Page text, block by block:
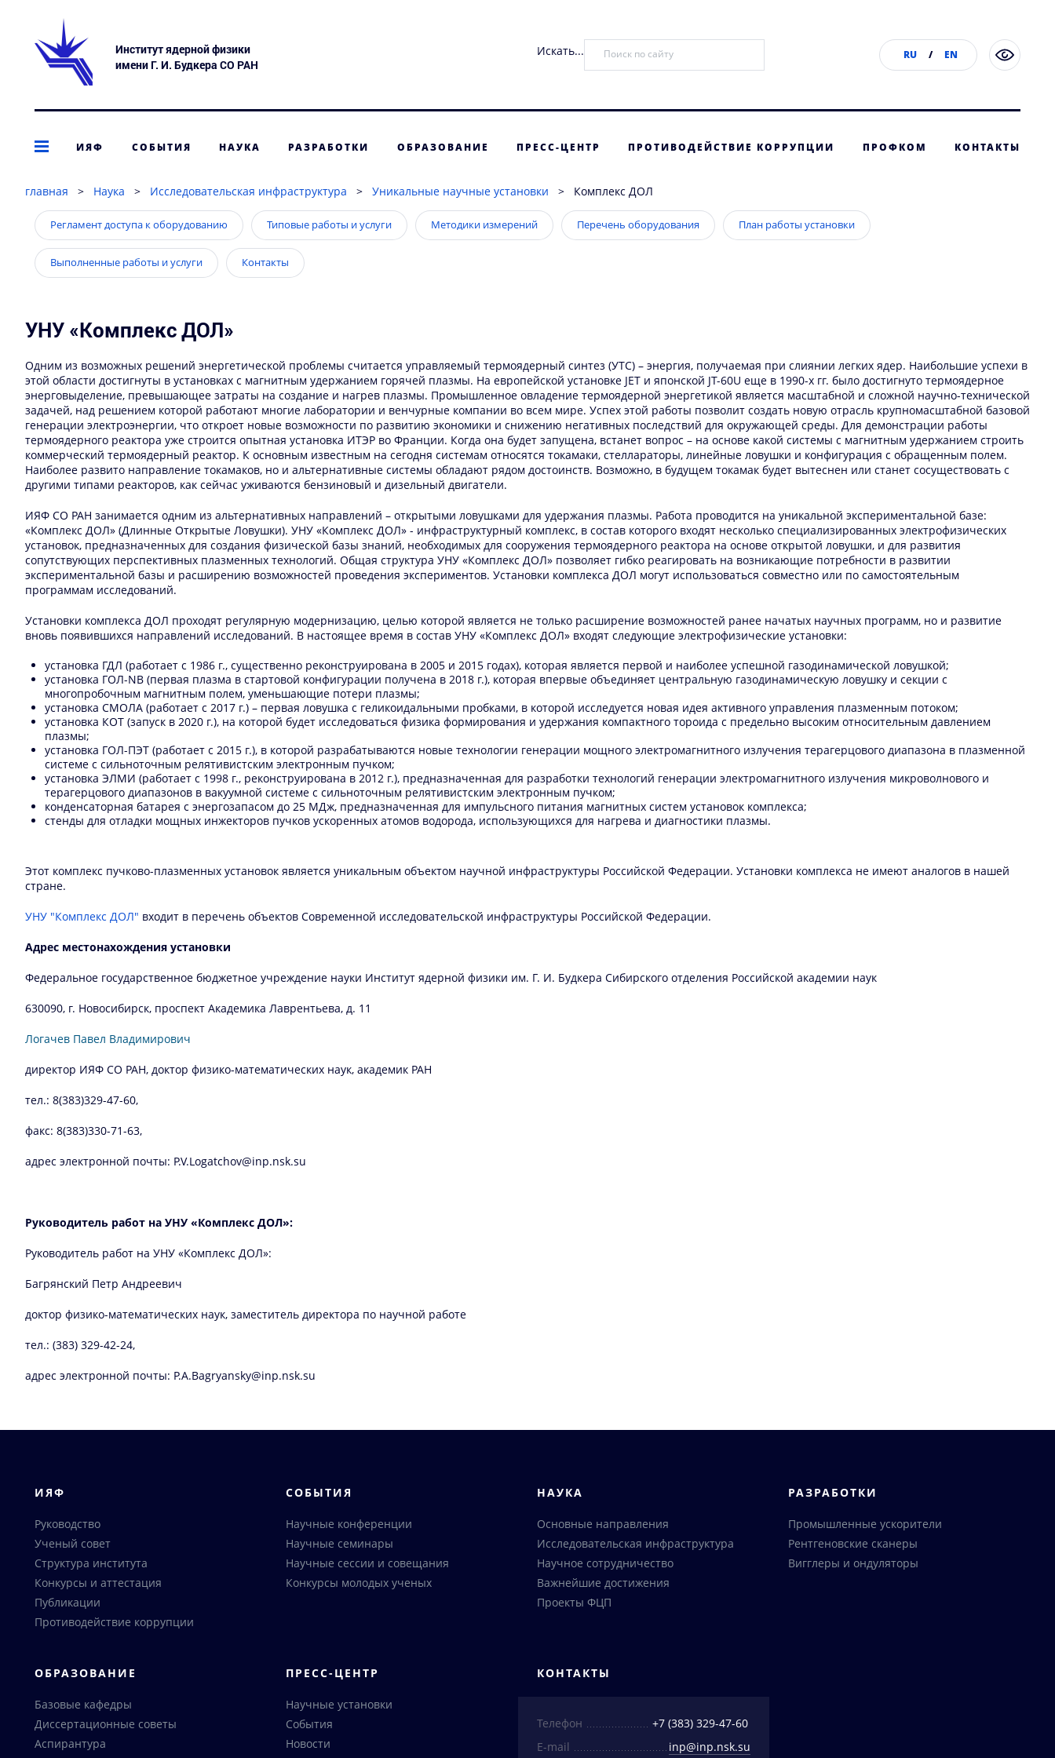
Институт ядерной физики
имени Г. И. Будкера СО РАН
RU / EN
Искать...
ИЯФ СОБЫТИЯ НАУКА РАЗРАБОТКИ ОБРАЗОВАНИЕ ПРЕСС-ЦЕНТР ПРОТИВОДЕЙСТВИЕ КОРРУПЦИИ ПРОФКОМ КОНТАКТЫ
главная > Наука > Исследовательская инфраструктура > Уникальные научные установки > Комплекс ДОЛ
Регламент доступа к оборудованию Типовые работы и услуги Методики измерений Перечень оборудования План работы установки
Выполненные работы и услуги Контакты
УНУ «Комплекс ДОЛ»
Одним из возможных решений энергетической проблемы считается управляемый термоядерный синтез (УТС) – энергия, получаемая при слиянии легких ядер. Наибольшие успехи в
этой области достигнуты в установках с магнитным удержанием горячей плазмы. На европейской установке JET и японской JT-60U еще в 1990-х гг. было достигнуто термоядерное
энерговыделение, превышающее затраты на создание и нагрев плазмы. Промышленное овладение термоядерной энергетикой является масштабной и сложной научно-технической
задачей, над решением которой работают многие лаборатории и венчурные компании во всем мире. Успех этой работы позволит создать новую отрасль крупномасштабной базовой
генерации электроэнергии, что откроет новые возможности по развитию экономики и снижению негативных последствий для окружающей среды. Для демонстрации работы
термоядерного реактора уже строится опытная установка ИТЭР во Франции. Когда она будет запущена, встанет вопрос – на основе какой системы с магнитным удержанием строить
коммерческий термоядерный реактор. К основным известным на сегодня системам относятся токамаки, стеллараторы, линейные ловушки и конфигурация с обращенным полем.
Наиболее развито направление токамаков, но и альтернативные системы обладают рядом достоинств. Возможно, в будущем токамак будет вытеснен или станет сосуществовать с
другими типами реакторов, как сейчас уживаются бензиновый и дизельный двигатели.
ИЯФ СО РАН занимается одним из альтернативных направлений – открытыми ловушками для удержания плазмы. Работа проводится на уникальной экспериментальной базе:
«Комплекс ДОЛ» (Длинные Открытые Ловушки). УНУ «Комплекс ДОЛ» - инфраструктурный комплекс, в состав которого входят несколько специализированных электрофизических
установок, предназначенных для создания физической базы знаний, необходимых для сооружения термоядерного реактора на основе открытой ловушки, и для развития
сопутствующих перспективных плазменных технологий. Общая структура УНУ «Комплекс ДОЛ» позволяет гибко реагировать на возникающие потребности в развитии
экспериментальной базы и расширению возможностей проведения экспериментов. Установки комплекса ДОЛ могут использоваться совместно или по самостоятельным
программам исследований.
Установки комплекса ДОЛ проходят регулярную модернизацию, целью которой является не только расширение возможностей ранее начатых научных программ, но и развитие
вновь появившихся направлений исследований. В настоящее время в состав УНУ «Комплекс ДОЛ» входят следующие электрофизические установки:
установка ГДЛ (работает с 1986 г., существенно реконструирована в 2005 и 2015 годах), которая является первой и наиболее успешной газодинамической ловушкой;
установка ГОЛ-NB (первая плазма в стартовой конфигурации получена в 2018 г.), которая впервые объединяет центральную газодинамическую ловушку и секции с
многопробочным магнитным полем, уменьшающие потери плазмы;
установка СМОЛА (работает с 2017 г.) – первая ловушка с геликоидальными пробками, в которой исследуется новая идея активного управления плазменным потоком;
установка КОТ (запуск в 2020 г.), на которой будет исследоваться физика формирования и удержания компактного тороида с предельно высоким относительным давлением
плазмы;
установка ГОЛ-ПЭТ (работает с 2015 г.), в которой разрабатываются новые технологии генерации мощного электромагнитного излучения терагерцового диапазона в плазменной
системе с сильноточным релятивистским электронным пучком;
установка ЭЛМИ (работает с 1998 г., реконструирована в 2012 г.), предназначенная для разработки технологий генерации электромагнитного излучения микроволнового и
терагерцового диапазонов в вакуумной системе с сильноточным релятивистским электронным пучком;
конденсаторная батарея с энергозапасом до 25 МДж, предназначенная для импульсного питания магнитных систем установок комплекса;
стенды для отладки мощных инжекторов пучков ускоренных атомов водорода, использующихся для нагрева и диагностики плазмы.
Этот комплекс пучково-плазменных установок является уникальным объектом научной инфраструктуры Российской Федерации. Установки комплекса не имеют аналогов в нашей
стране.
УНУ "Комплекс ДОЛ" входит в перечень объектов Современной исследовательской инфраструктуры Российской Федерации.
Адрес местонахождения установки
Федеральное государственное бюджетное учреждение науки Институт ядерной физики им. Г. И. Будкера Сибирского отделения Российской академии наук
630090, г. Новосибирск, проспект Академика Лаврентьева, д. 11
Логачев Павел Владимирович
директор ИЯФ СО РАН, доктор физико-математических наук, академик РАН
тел.: 8(383)329-47-60,
факс: 8(383)330-71-63,
адрес электронной почты: P.V.Logatchov@inp.nsk.su
Руководитель работ на УНУ «Комплекс ДОЛ»:
Руководитель работ на УНУ «Комплекс ДОЛ»:
Багрянский Петр Андреевич
доктор физико-математических наук, заместитель директора по научной работе
тел.: (383) 329-42-24,
адрес электронной почты: P.A.Bagryansky@inp.nsk.su
ИЯФ
Руководство
Ученый совет
Структура института
Конкурсы и аттестация
Публикации
Противодействие коррупции
СОБЫТИЯ
Научные конференции
Научные семинары
Научные сессии и совещания
Конкурсы молодых ученых
НАУКА
Основные направления
Исследовательская инфраструктура
Научное сотрудничество
Важнейшие достижения
Проекты ФЦП
РАЗРАБОТКИ
Промышленные ускорители
Рентгеновские сканеры
Вигглеры и ондуляторы
ОБРАЗОВАНИЕ
Базовые кафедры
Диссертационные советы
Аспирантура
ПРЕСС-ЦЕНТР
Научные установки
События
Новости
КОНТАКТЫ
Телефон
+7 (383) 329-47-60
E-mail
inp@inp.nsk.su